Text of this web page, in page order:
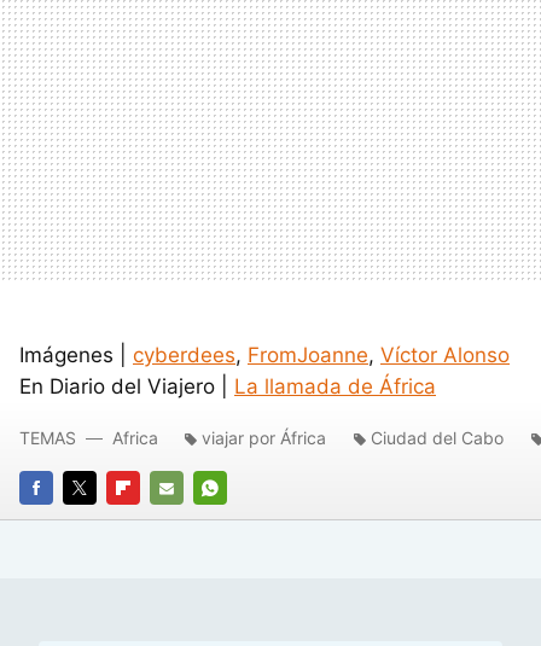
Imágenes | cyberdees, FromJoanne, Víctor Alonso
En Diario del Viajero | La llamada de África
FACEBOOK
TWITTERFLIPBOARD
E-
WHATSAPP
TEMAS Africa viajar por África Ciudad del Cabo